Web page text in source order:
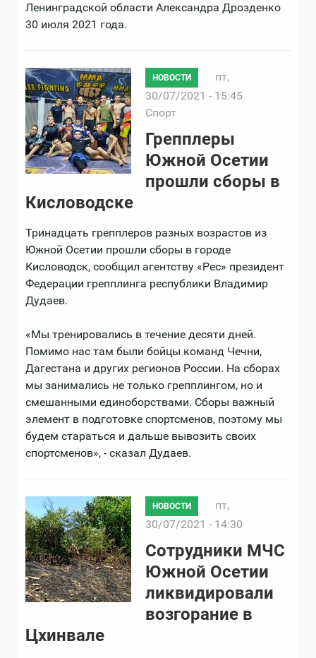
Ленинградской области Александра Дрозденко
30 июля 2021 года.
НОВОСТИ
пт,
30/07/2021 - 15:45
Спорт
Грепплеры
Южной Осетии
прошли сборы в
Кисловодске
Тринадцать грепплеров разных возрастов из
Южной Осетии прошли сборы в городе
Кисловодск, сообщил агентству «Рес» президент
Федерации грепплинга республики Владимир
Дудаев.
«Мы тренировались в течение десяти дней.
Помимо нас там были бойцы команд Чечни,
Дагестана и других регионов России. На сборах
мы занимались не только грепплингом, но и
смешанными единоборствами. Сборы важный
элемент в подготовке спортсменов, поэтому мы
будем стараться и дальше вывозить своих
спортсменов», - сказал Дудаев.
НОВОСТИ
пт,
30/07/2021 - 14:30
Сотрудники МЧС
Южной Осетии
ликвидировали
возгорание в
Цхинвале